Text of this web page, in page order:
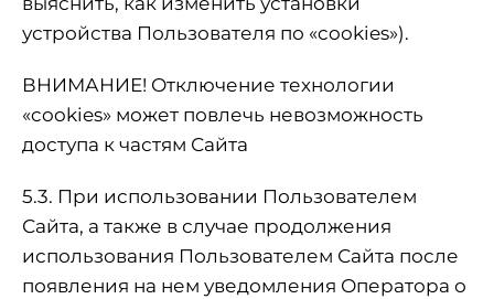
устройства Пользователя по «cookies»).
ВНИМАНИЕ! Отключение технологии
«cookies» может повлечь невозможность
доступа к частям Сайта
5.3. При использовании Пользователем
Сайта, а также в случае продолжения
использования Пользователем Сайта после
появления на нем уведомления Оператора о